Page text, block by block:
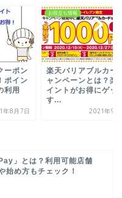
ーポン
ポイン
利用
年8月7日
お役立ち情報
楽天バリアブルカー
ャンペーンとは？楽
イントがお得にゲッ
す...
2021年9
」とは？利用可能店舗
始め方もチェック！